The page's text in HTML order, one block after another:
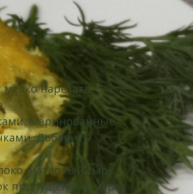
нарезать.
Маринованные
Добавить
натертый сыр,
пропущенный через